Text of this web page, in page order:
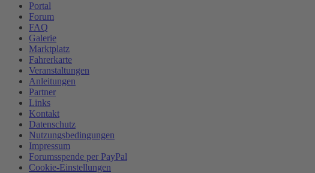
Portal
Forum
FAQ
Galerie
Marktplatz
Fahrerkarte
Veranstaltungen
Anleitungen
Partner
Links
Kontakt
Datenschutz
Nutzungsbedingungen
Impressum
Forumsspende per PayPal
Cookie-Einstellungen